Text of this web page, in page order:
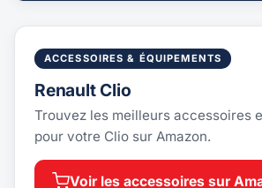
ACCESSOIRES & ÉQUIPEMENTS
Renault Clio
Trouvez les meilleurs accessoires
pour votre Clio sur Amazon.
Voir les accessoires sur